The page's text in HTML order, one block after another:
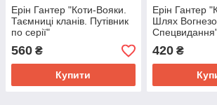
Ерін Гантер "Коти-Вояки.
Таємниці кланів. Путівник
по серії"
560 ₴
Купити
Ерін Гантер
Шлях
420₴